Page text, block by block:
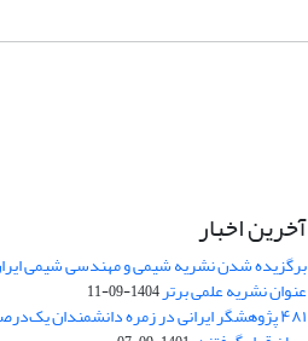
آخرین اخبار
برگزیده شدن نشریه شیمی و مهندسی شیمی
عنوان نشریه علمی برتر1404-09-11
۴۸۱ پژوهشگر ایرانی در زمره دانشمندان